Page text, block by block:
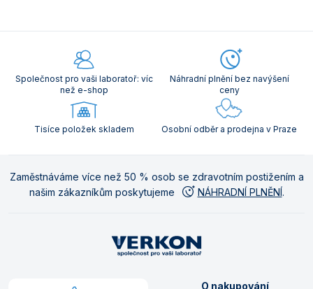
Společnost pro vaši laboratoř: víc
než e-shop
Náhradní plnění bez navýšení
ceny
Tisíce položek skladem Osobní odběr a prodejna v Praze
Zaměstnáváme více než 50 % osob se zdravotním postižením a
našim zákazníkům poskytujeme
NÁHRADNÍ PLNĚNÍ.
O nakupování